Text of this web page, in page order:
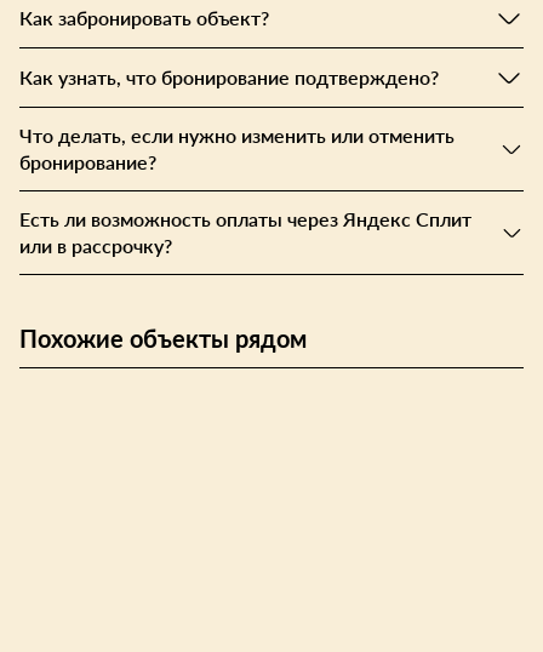
Как забронировать объект?
Как узнать, что бронирование подтверждено?
Что делать, если нужно изменить или отменить
бронирование?
Есть ли возможность оплаты через Яндекс Сплит
или в рассрочку?
Похожие объекты рядом